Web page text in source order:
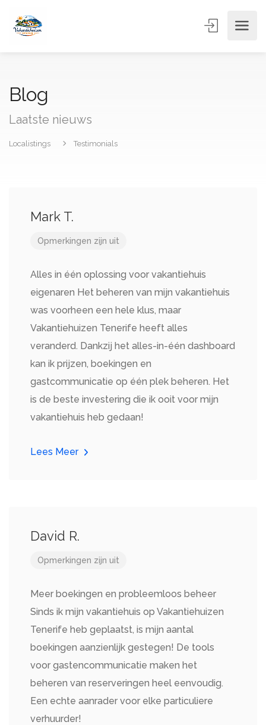
Blog
Laatste nieuws
Localistings Testimonials
Mark T.
Opmerkingen zijn uit
Alles in één oplossing voor vakantiehuis
eigenaren Het beheren van mijn vakantiehuis
was voorheen een hele klus, maar
Vakantiehuizen Tenerife heeft alles
veranderd. Dankzij het alles-in-één dashboard
kan ik prijzen, boekingen en
gastcommunicatie op één plek beheren. Het
is de beste investering die ik ooit voor mijn
vakantiehuis heb gedaan!
Lees Meer
David R.
Opmerkingen zijn uit
Meer boekingen en probleemloos beheer
Sinds ik mijn vakantiehuis op Vakantiehuizen
Tenerife heb geplaatst, is mijn aantal
boekingen aanzienlijk gestegen! De tools
voor gastencommunicatie maken het
beheren van reserveringen heel eenvoudig.
Een echte aanrader voor elke particuliere
verhuurder!